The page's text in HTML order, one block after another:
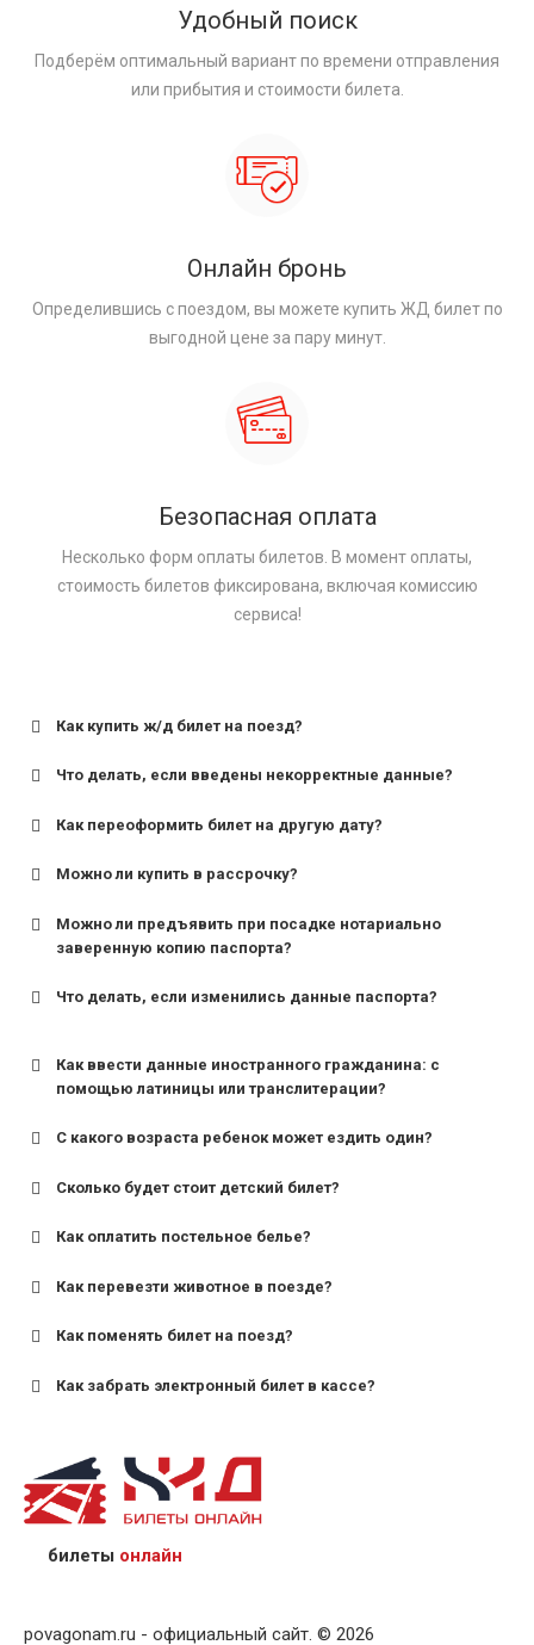
Удобный поиск
Подберём оптимальный вариант по времени отправления
или прибытия и стоимости билета.
Онлайн бронь
Определившись с поездом, вы можете купить ЖД билет по
выгодной цене за пару минут.
Безопасная оплата
Несколько форм оплаты билетов. В момент оплаты,
стоимость билетов фиксирована, включая комиссию
сервиса!
Как купить ж/д билет на поезд?
Что делать, если введены некорректные данные?
Как переоформить билет на другую дату?
Можно ли купить в рассрочку?
Можно ли предъявить при посадке нотариально
заверенную копию паспорта?
Что делать, если изменились данные паспорта?
Как ввести данные иностранного гражданина: с
помощью латиницы или транслитерации?
С какого возраста ребенок может ездить один?
для поездов дальнего следования — от 10 лет и
для пригородных поездов — от 7 лет.
Сколько будет стоит детский билет?
Как оплатить постельное белье?
Как перевезти животное в поезде?
Как поменять билет на поезд?
Как забрать электронный билет в кассе?
назвав кассиру 14-значный номер заказа;
предъявив удостоверение личности пассажира, на
кого оформлен билет.
билеты онлайн
povagonam.ru - официальный сайт. © 2026